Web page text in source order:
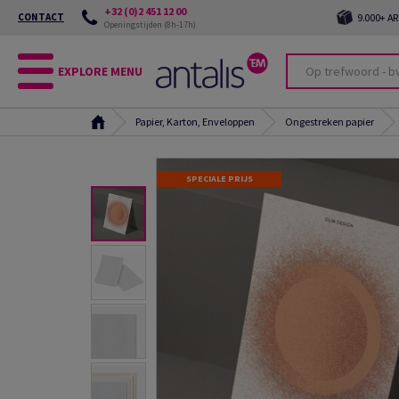
CONTACT +32 (0)2 451 12 00
Openingstijden (8h-17h) 9.000+
EXPLORE MENU
Papier, Karton, Enveloppen Ongestreken papier
SPECIALE PRIJS